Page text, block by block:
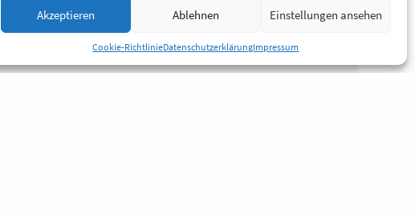
Akzeptieren Ablehnen Einstellungen ansehen
Cookie-RichtlinieDatenschutzerklärungImpressum